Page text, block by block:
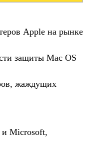
Apple на рынке
защиты Mac OS
жаждущих
и Microsoft,